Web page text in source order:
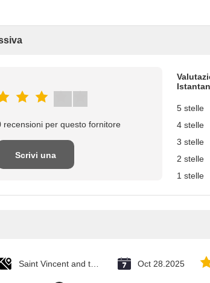
recensioni per questo fornitore
Scrivi una
5 stelle
4 stelle
3 stelle
2 stelle
1 stelle
Oct 28.2025